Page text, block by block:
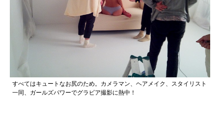
すべてはキュートなお尻のため。カメラマン、ヘアメイク、スタイリスト
一同、ガールズパワーでグラビア撮影に熱中！